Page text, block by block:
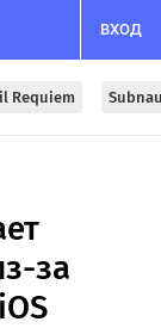
ВХОД
Requiem
за